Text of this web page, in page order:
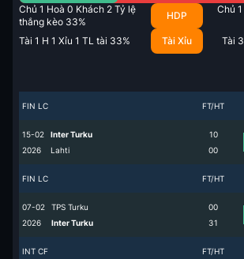
Chủ 1 Hoà 0 Khách 2 Tỷ lệ
thắng kèo 33%
HDP
Chủ 1
Tài 1 H 1 Xỉu 1 TL tài 33% Tài Xỉu Tài 3
FIN LC FT/HT
15-02
2026
Inter Turku
Lahti
1
0
0
0
FIN LC FT/HT
07-02
2026
TPS Turku
Inter Turku
0
3
0
1
INT CF FT/HT